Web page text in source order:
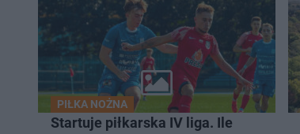
PIŁKA NOŻNA
Startuje piłkarska IV liga. Ile